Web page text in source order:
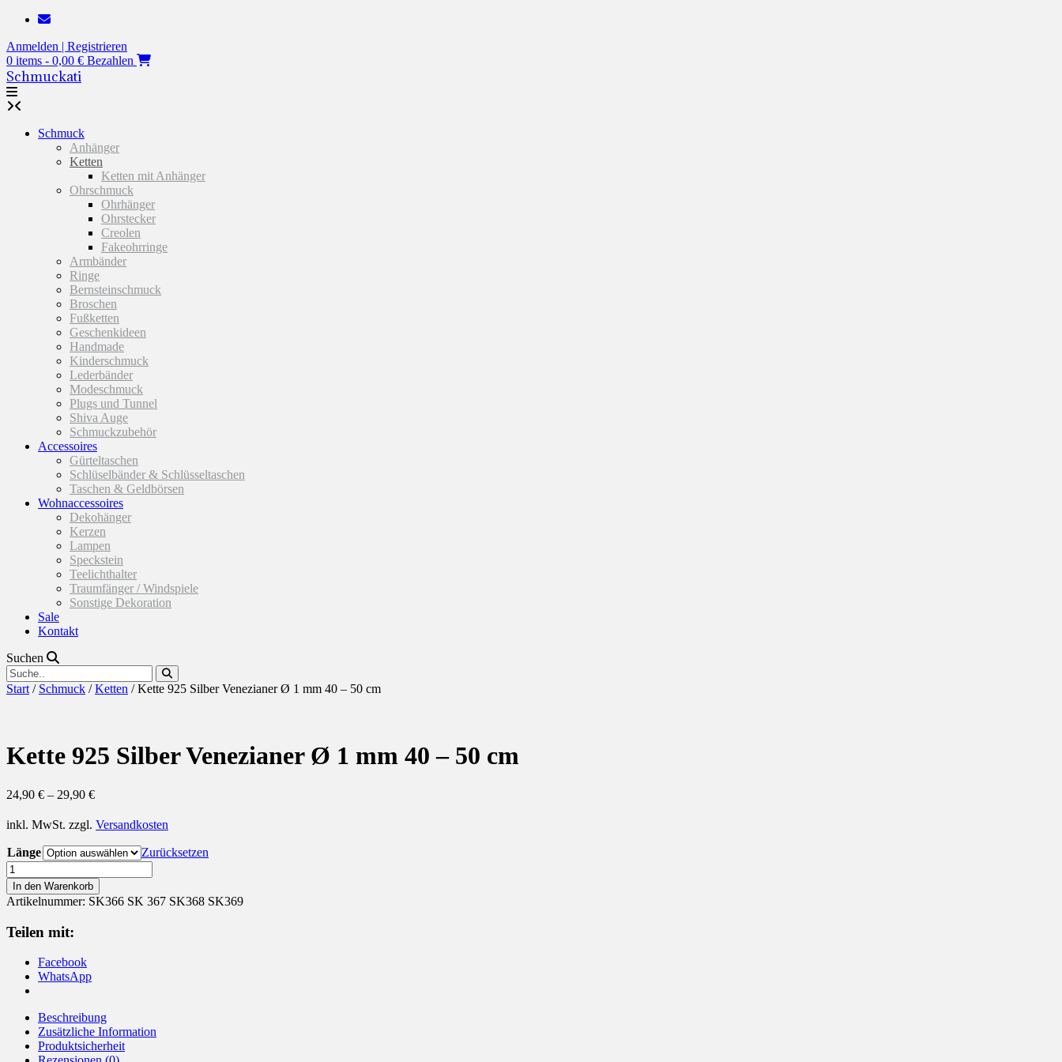
Zum
springen
Anmelden | Registrieren
0 items - 0,00 € Bezahlen
Schmuckati
Schmuck
Anhänger
Ketten
Ketten mit Anhänger
Ohrschmuck
Ohrhänger
Ohrstecker
Creolen
Fakeohrringe
Armbänder
Ringe
Bernsteinschmuck
Broschen
Fußketten
Geschenkideen
Handmade
Kinderschmuck
Lederbänder
Modeschmuck
Plugs und Tunnel
Shiva Auge
Schmuckzubehör
Accessoires
Gürteltaschen
Schlüselbänder & Schlüsseltaschen
Taschen & Geldbörsen
Wohnaccessoires
Dekohänger
Kerzen
Lampen
Speckstein
Teelichthalter
Traumfänger / Windspiele
Sonstige Dekoration
Sale
Kontakt
Suchen
Start / Schmuck /Ketten / Kette 925 Silber Venezianer Ø 1 mm 40 – 50 cm
Kette 925 Silber Venezianer Ø 1 mm 40 – 50 cm
24,90 € – 29,90 €
inkl. MwSt. zzgl. Versandkosten
Länge
Zurücksetzen
Kette
925
Silber
Venezianer
Ø
1
Menge
In den Warenkorb
Artikelnummer: SK366 SK 367 SK368 SK369
Teilen mit:
Facebook
WhatsApp
Beschreibung
Zusätzliche Information
Produktsicherheit